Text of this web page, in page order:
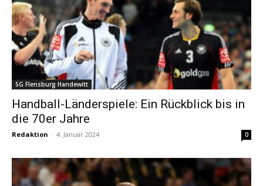
SG Flensburg Handewitt
Handball-Länderspiele: Ein Rückblick bis in
die 70er Jahre
Redaktion - 4. Januar 2024 0